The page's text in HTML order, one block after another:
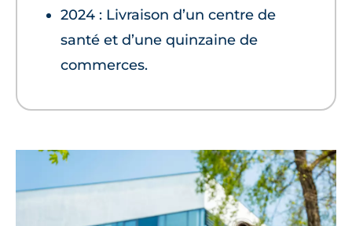
2024 : Livraison d’un centre de
santé et d’une quinzaine de
commerces.